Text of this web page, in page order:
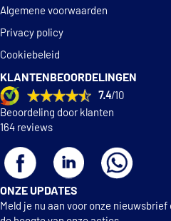
Algemene voorwaarden
Privacy policy
Cookiebeleid
KLANTENBEOORDELINGEN
7.4/10
Beoordeling door klanten
164 reviews
ONZE UPDATES
Meld je nu aan voor onze